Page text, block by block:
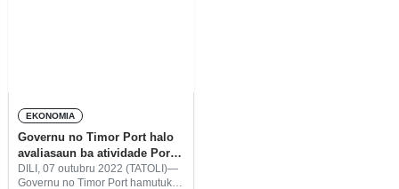
EKONOMIA
Governu no Timor Port halo
avaliasaun ba atividade Portu
Tibar
DILI, 07 outubru 2022 (TATOLI)—
Governu no Timor Port hamutuk